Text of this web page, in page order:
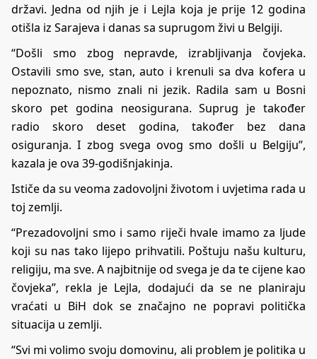
državi. Jedna od njih je i Lejla koja je prije 12 godina
otišla iz Sarajeva i danas sa suprugom živi u Belgiji.
“Došli smo zbog nepravde, izrabljivanja čovjeka.
Ostavili smo sve, stan, auto i krenuli sa dva kofera u
nepoznato, nismo znali ni jezik. Radila sam u Bosni
skoro pet godina neosigurana. Suprug je također
radio skoro deset godina, također bez dana
osiguranja. I zbog svega ovog smo došli u Belgiju”,
kazala je ova 39-godišnjakinja.
Ističe da su veoma zadovoljni životom i uvjetima rada u
toj zemlji.
“Prezadovoljni smo i samo riječi hvale imamo za ljude
koji su nas tako lijepo prihvatili. Poštuju našu kulturu,
religiju, ma sve. A najbitnije od svega je da te cijene kao
čovjeka”, rekla je Lejla, dodajući da se ne planiraju
vraćati u BiH dok se značajno ne popravi politička
situacija u zemlji.
“Svi mi volimo svoju domovinu, ali problem je politika u